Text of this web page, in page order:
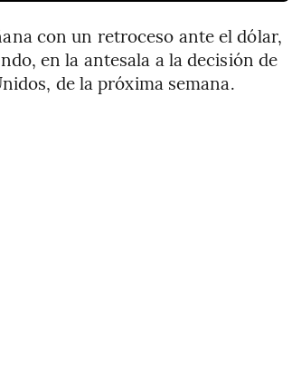
con un retroceso ante el dólar,
en la antesala a la decisión de
de la próxima semana.